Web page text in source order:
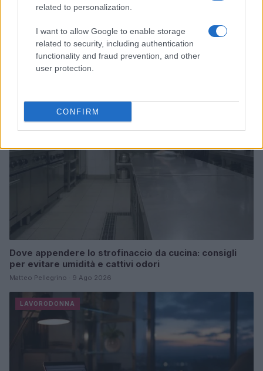
related to personalization.
I want to allow Google to enable storage
related to security, including authentication
functionality and fraud prevention, and other
user protection.
CONFIRM
Europei atletica 2026: la delegazione italiana più
numerosa della storia
Cristian Castiglioni · 9 Ago 2026
Dove appendere lo strofinaccio da cucina: consigli
per evitare umidità e cattivi odori
Matteo Pellegrino · 9 Ago 2026
LAVORODONNA